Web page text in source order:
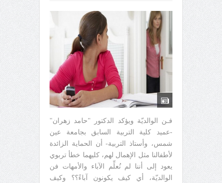
فـن الوالديّة ويؤكد الدكتور "حامد زهران"
-عميد كلية التربية السابق بجامعة عين
شمس، وأستاذ التربية- أن الحماية الزائدة
لأطفالنا مثل الإهمال لهم، كليهما خطأ تربوي
يعود إلى أننا لم نُعلِّم الآباء والأمهات فن
الوالديّة، أي كيف يكونون آباءً؟؟ وكيف